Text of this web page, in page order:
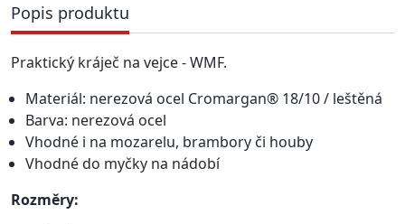
Popis produktu
Praktický kráječ na vejce - WMF.
Materiál: nerezová ocel Cromargan® 18/10 / leštěná
Barva: nerezová ocel
Vhodné i na mozarelu, brambory či houby
Vhodné do myčky na nádobí
Rozměry: